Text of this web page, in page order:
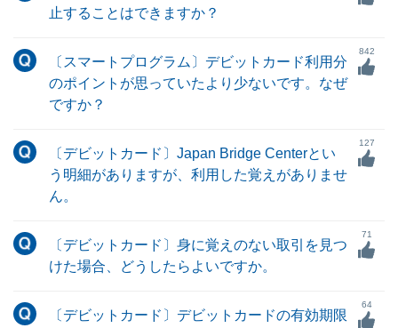
止することはできますか？
〔スマートプログラム〕デビットカード利用分
のポイントが思っていたより少ないです。なぜ
ですか？
842
〔デビットカード〕Japan Bridge Centerとい
う明細がありますが、利用した覚えがありませ
ん。
127
〔デビットカード〕身に覚えのない取引を見つ
けた場合、どうしたらよいですか。
71
〔デビットカード〕デビットカードの有効期限
64